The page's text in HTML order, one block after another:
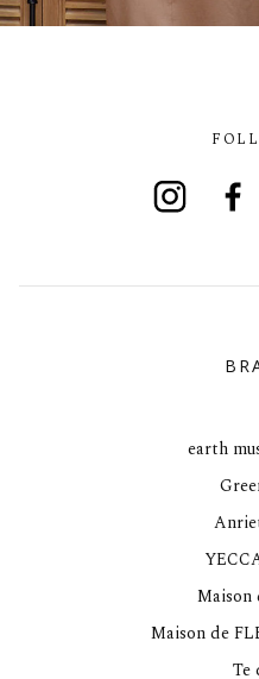
earth
Maison
Maison de
Te